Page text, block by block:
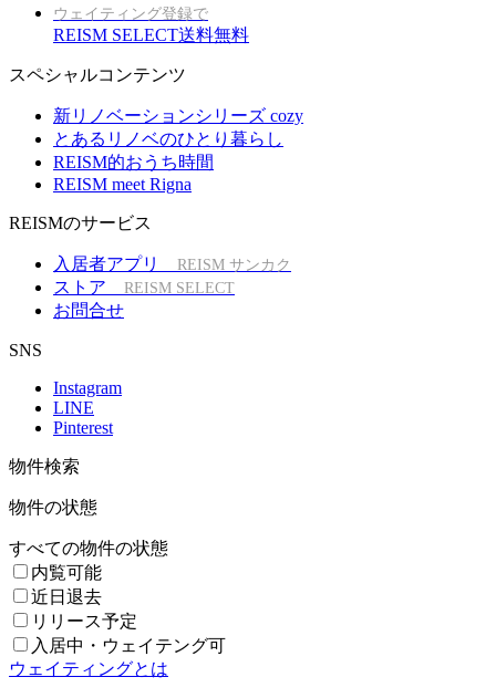
ウェイティング登録で
REISM SELECT送料無料
スペシャルコンテンツ
新リノベーションシリーズ cozy
とあるリノベのひとり暮らし
REISM的おうち時間
REISM meet Rigna
REISMのサービス
入居者アプリ REISM サンカク
ストア REISM SELECT
お問合せ
SNS
Instagram
LINE
Pinterest
物件検索
物件の状態
すべての物件の状態
内覧可能
近日退去
リリース予定
入居中・ウェイテング可
ウェイティングとは